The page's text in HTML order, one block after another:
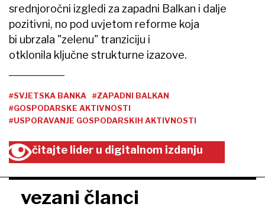
srednjoročni izgledi za zapadni Balkan i dalje
pozitivni, no pod uvjetom reforme koja
bi ubrzala "zelenu" tranziciju i
otklonila ključne strukturne izazove.
#SVJETSKA BANKA
#ZAPADNI BALKAN
#GOSPODARSKE AKTIVNOSTI
#USPORAVANJE GOSPODARSKIH AKTIVNOSTI
čitajte lider u digitalnom izdanju
vezani članci